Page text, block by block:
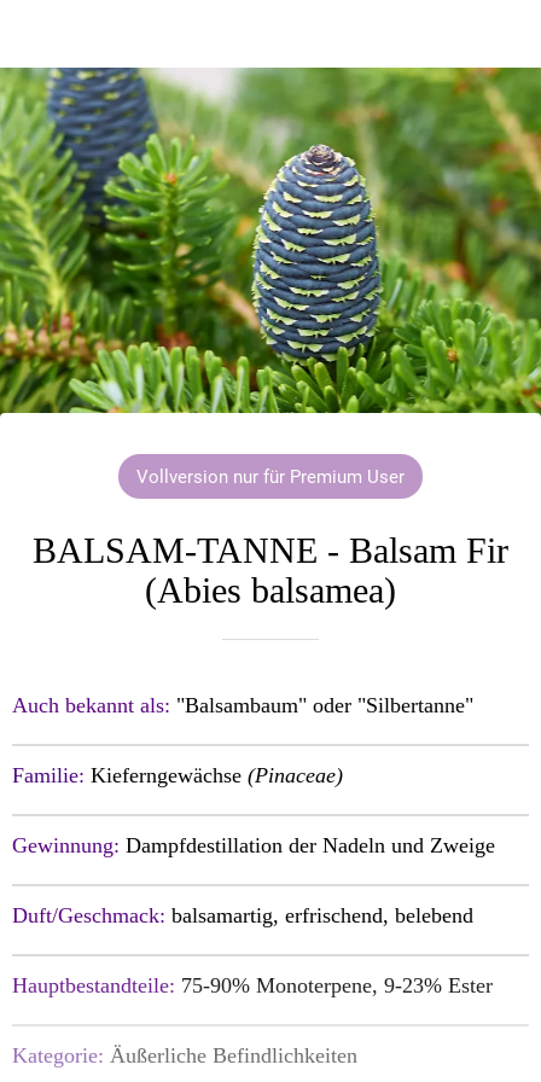
Vollversion nur für Premium User
BALSAM-TANNE - Balsam Fir
(Abies balsamea)
Auch bekannt als: "Balsambaum" oder "Silbertanne"
Familie: Kieferngewächse (Pinaceae)
Gewinnung: Dampfdestillation der Nadeln und Zweige
Duft/Geschmack: balsamartig, erfrischend, belebend
Hauptbestandteile: 75-90% Monoterpene, 9-23% Ester
Kategorie: Äußerliche Befindlichkeiten